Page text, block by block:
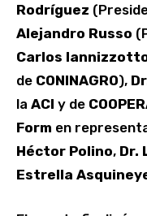
Rodríguez
Alejandro Russo
Carlos
de CONINAGRO),
la ACI y de
Form en
Héctor Polino, Dr.
Estrella